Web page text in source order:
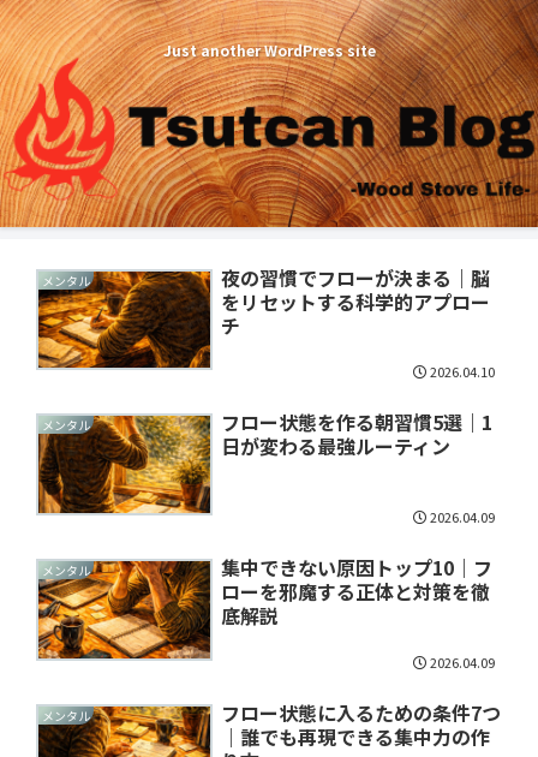
Just another WordPress site
メンタル
夜の習慣でフローが決まる｜脳
をリセットする科学的アプロー
チ
2026.04.10
メンタル
フロー状態を作る朝習慣5選｜1
日が変わる最強ルーティン
2026.04.09
メンタル
集中できない原因トップ10｜フ
ローを邪魔する正体と対策を徹
底解説
2026.04.09
メンタル
フロー状態に入るための条件7つ
｜誰でも再現できる集中力の作